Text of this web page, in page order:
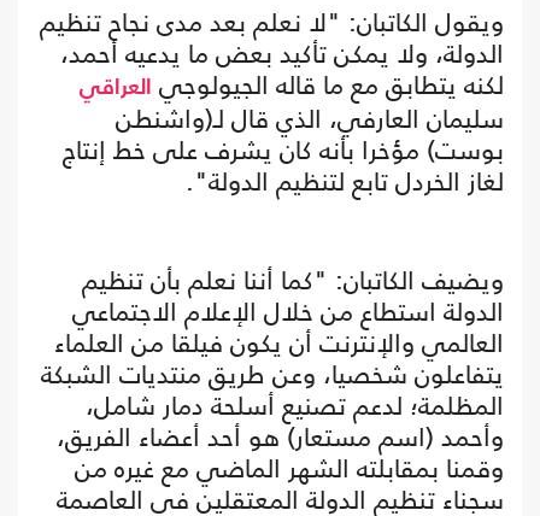
ويقول الكاتبان: "لا نعلم بعد مدى نجاح تنظيم
الدولة، ولا يمكن تأكيد بعض ما يدعيه أحمد،
لكنه يتطابق مع ما قاله الجيولوجي العراقي
سليمان العارفي، الذي قال لـ(واشنطن
بوست) مؤخرا بأنه كان يشرف على خط إنتاج
لغاز الخردل تابع لتنظيم الدولة".
ويضيف الكاتبان: "كما أننا نعلم بأن تنظيم
الدولة استطاع من خلال الإعلام الاجتماعي
العالمي والإنترنت أن يكون فيلقا من العلماء
يتفاعلون شخصيا، وعن طريق منتديات الشبكة
المظلمة؛ لدعم تصنيع أسلحة دمار شامل،
وأحمد (اسم مستعار) هو أحد أعضاء الفريق،
وقمنا بمقابلته الشهر الماضي مع غيره من
سجناء تنظيم الدولة المعتقلين في العاصمة